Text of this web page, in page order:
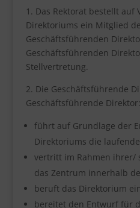
1. Das Rektorat bestellt auf
Direktoriums ein Mitglied
Geschäftsführenden
Geschäftsführenden
Stellvertretung.
2. Die Geschäftsführende
Geschäftsführende Direktor:
führt auf Grundlage der
Direktoriums die
vertritt im Rahmen ihrer/
das Zentrum innerhalb
beruft das Direktorium
bereitet den Entwurf für